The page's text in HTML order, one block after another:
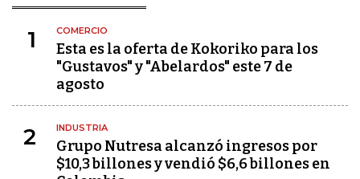
1 COMERCIO
Esta es la oferta de Kokoriko para los
"Gustavos" y "Abelardos" este 7 de
agosto
2 INDUSTRIA
Grupo Nutresa alcanzó ingresos por
$10,3 billones y vendió $6,6 billones en